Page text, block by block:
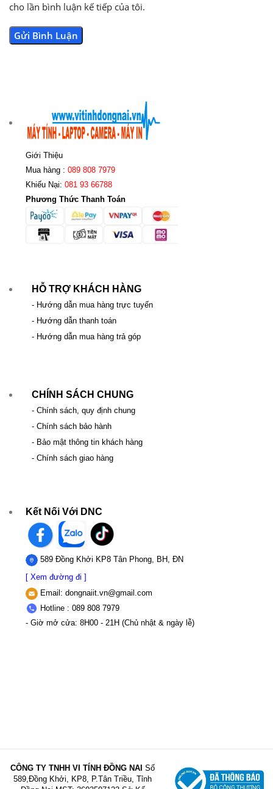
cho lần bình luận kế tiếp của tôi.
Giới Thiệu
Mua hàng : 089 808 7979
Khiếu Nại: 081 93 66788
Phương Thức Thanh Toán
HỖ TRỢ KHÁCH HÀNG
- Hướng dẫn mua hàng trực tuyến
- Hướng dẫn thanh toán
- Hướng dẫn mua hàng trả góp
CHÍNH SÁCH CHUNG
- Chính sách, quy định chung
- Chính sách bảo hành
- Bảo mật thông tin khách hàng
- Chính sách giao hàng
Kết Nối Với DNC
589 Đồng Khởi KP8 Tân Phong, BH, ĐN
[ Xem đường đi ]
Email: dongnaiit.vn@gmail.com
Hotline : 089 808 7979
- Giờ mở cửa: 8H00 - 21H (Chủ nhật & ngày lễ)
CÔNG TY TNHH VI TÍNH ĐỒNG NAI Số
589,Đồng Khởi, KP8, P.Tân Triều, Tỉnh